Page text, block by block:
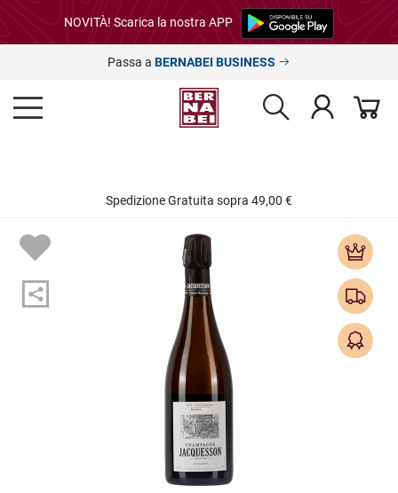
NOVITÀ! Scarica la nostra APP
Passa a BERNABEI BUSINESS
Spedizione Gratuita sopra 49,00 €